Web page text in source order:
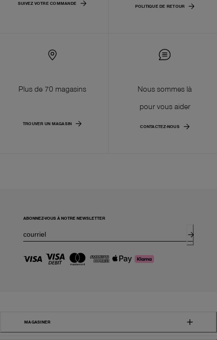
SUIVEZ VOTRE COMMANDE
POLITIQUE DE RETOUR
Plus de 70 magasins
TROUVER UN MAGASIN
Nous sommes là
pour vous aider
CONTACTEZ-NOUS
ABONNEZ-VOUS À NOTRE NEWSLETTER
MAGASINER